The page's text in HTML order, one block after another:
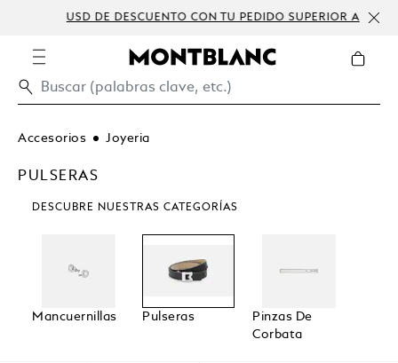
USD DE DESCUENTO CON TU PEDIDO SUPERIOR A
Accesorios Joyeria
PULSERAS
DESCUBRE NUESTRAS CATEGORÍAS
Mancuernillas Pulseras
Pinzas De
Corbata